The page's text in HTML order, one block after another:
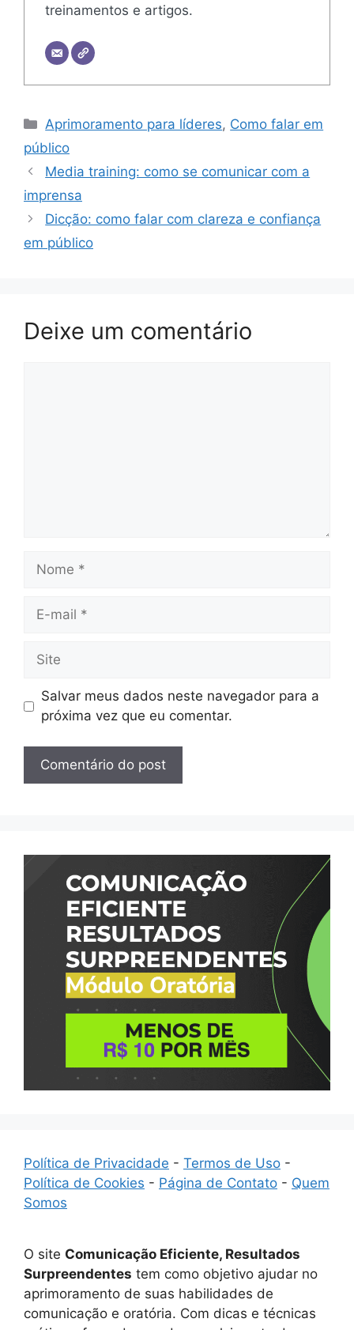
treinamentos e artigos.
Categorias
Aprimoramento para líderes, Como falar em
público
Media training: como se comunicar com a
imprensa
Dicção: como falar com clareza e confiança
em público
Deixe um comentário
Nome
Site
Salvar meus dados neste navegador para a
próxima vez que eu comentar.
Política de Privacidade - Termos de Uso -
Política de Cookies - Página de Contato - Quem
Somos
O site Comunicação Eficiente, Resultados
Surpreendentes tem como objetivo ajudar no
aprimoramento de suas habilidades de
comunicação e oratória. Com dicas e técnicas